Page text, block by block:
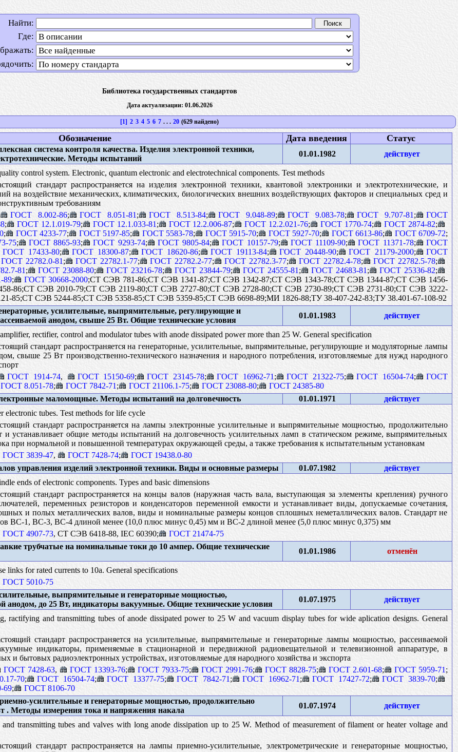
Найти:
Где:
Библиотека государственных стандартов
Дата актуализации: 01.06.2026
[1] 2 3 4 5 6 7 . . . 20 (629 найдено)
Обозначение Дата введения Статус
система контроля качества. Изделия электронной техники,
Методы испытаний
01.01.1982 действует
control system. Electronic, quantum electronic and electrotechnical components. Test methods
стандарт распространяется на изделия электронной техники, квантовой электроники и электротехнические, и
на воздействие механических, климатических, биологических внешних воздействующих факторов и специальных сред и
требованиям
ГОСТ 8.002-86; ГОСТ 8.051-81 ; ГОСТ 8.513-84; ГОСТ 9.048-89; ГОСТ 9.083-78; ГОСТ 9.707-81 ;
ГОСТ
; ГОСТ 12.1.019-79; ГОСТ 12.1.033-81 ; ГОСТ 12.2.006-87; ГОСТ 12.2.021-76; ГОСТ 1770-74; ГОСТ 2874-82;
; ГОСТ 4233-77; ГОСТ 5197-85; ГОСТ 5583-78; ГОСТ 5915-70; ГОСТ 5927-70; ГОСТ 6613-86; ГОСТ 6709-72;
75; ГОСТ 8865-93; ГОСТ 9293-74; ГОСТ 9805-84; ГОСТ 10157-79; ГОСТ 11109-90; ГОСТ 11371-78;
ГОСТ
ГОСТ 17433-80; ГОСТ 18300-87; ГОСТ 18620-86; ГОСТ 19113-84; ГОСТ 20448-90; ГОСТ 21179-2000;
ГОСТ
ГОСТ 22782.0-81 ; ГОСТ 22782.1-77; ГОСТ 22782.2-77; ГОСТ 22782.3-77; ГОСТ 22782.4-78; ГОСТ 22782.5-78;
81 ; ГОСТ 23088-80; ГОСТ 23216-78; ГОСТ 23844-79; ГОСТ 24555-81 ; ГОСТ 24683-81 ; ГОСТ 25336-82;
89; ГОСТ 30668-2000;СТ СЭВ 781-86;СТ СЭВ 1341-87;СТ СЭВ 1342-87;СТ СЭВ 1343-78;СТ СЭВ 1344-87;СТ СЭВ 1456-
86;СТ СЭВ 2010-79;СТ СЭВ 2119-80;СТ СЭВ 2727-80;СТ СЭВ 2728-80;СТ СЭВ 2730-89;СТ СЭВ 2731-80;СТ СЭВ 3222-
85;СТ СЭВ 5244-85;СТ СЭВ 5358-85;СТ СЭВ 5359-85;СТ СЭВ 6698-89;МИ 1826-88;ТУ 38-407-242-83;ТУ 38.401-67-108-92
усилительные, выпрямительные, регулирующие и
анодом, свыше 25 Вт. Общие технические условия
01.01.1983 действует
rectifier, control and modulator tubes with anode dissipated power more than 25 W. General specification
стандарт распространяется на генераторные, усилительные, выпрямительные, регулирующие и модуляторные лампы
свыше 25 Вт производственно-технического назначения и народного потребления, изготовляемые для нужд народного
ГОСТ 1914-74, ГОСТ 15150-69; ГОСТ 23145-78; ГОСТ 16962-71 ; ГОСТ 21322-75; ГОСТ 16504-74;
ГОСТ
ГОСТ 8.051-78; ГОСТ 7842-71 ; ГОСТ 21106.1-75; ГОСТ 23088-80;
ГОСТ 24385-80
маломощные. Методы испытаний на долговечность 01.01.1971
действует
electronic tubes. Test methods for life cycle
стандарт распространяется на лампы электронные усилительные и выпрямительные мощностью, продолжительно
устанавливает общие методы испытаний на долговечность усилительных ламп в статическом режиме, выпрямительных
при нормальной и повышенной температурах окружающей среды, а также требования к испытательным установкам
ГОСТ 3839-47, ГОСТ 7428-74;
ГОСТ 19438.0-80
управления изделий электронной техники. Виды и основные размеры 01.07.1982
действует
ends of electronic components. Types and basic dimensions
стандарт распространяется на концы валов (наружная часть вала, выступающая за элементы крепления) ручного
переменных резисторов и конденсаторов переменной емкости и устанавливает виды, допускаемые сочетания,
и полых металлических валов, виды и номинальные размеры концов сплошных неметаллических валов. Стандарт не
ВС-1, ВС-3, ВС-4 длиной менее (10,0 плюс минус 0,45) мм и ВС-2 длиной менее (5,0 плюс минус 0,375) мм
ГОСТ 4907-73, СТ СЭВ 6418-88, IEC 60390;
ГОСТ 21474-75
трубчатые на номинальные токи до 10 ампер. Общие технические
01.01.1986 отменён
links for rated currents to 10a. General specifications
ГОСТ 5010-75
выпрямительные и генераторные мощностью,
анодом, до 25 Вт, индикаторы вакуумные. Общие технические условия
01.07.1975 действует
ractifying and transmitting tubes of anode dissipated power to 25 W and vacuum display tubes for wide aplication designs. General
стандарт распространяется на усилительные, выпрямительные и генераторные лампы мощностью, рассеиваемой
индикаторы, применяемые в стационарной и передвижной радиовещательной и телевизионной аппаратуре, в
и бытовых радиоэлектронных устройствах, изготовляемые для народного хозяйства и экспорта
ГОСТ 7428-63, ГОСТ 13393-76; ГОСТ 7933-75; ГОСТ 2991-76; ГОСТ 8828-75; ГОСТ 2.601-68; ГОСТ 5959-71 ;
70; ГОСТ 16504-74; ГОСТ 13377-75; ГОСТ 7842-71 ; ГОСТ 16962-71 ; ГОСТ 17427-72; ГОСТ 3839-70;
69;
ГОСТ 8106-70
усилительные и генераторные мощностью, продолжительно
. Методы измерения тока и напряжения накала
01.07.1974 действует
and transmitting tubes and valves with long anode dissipation up to 25 W. Method of measurement of filament or heater voltage and
стандарт распространяется на лампы приемно-усилительные, электрометрические и генераторные мощностью,